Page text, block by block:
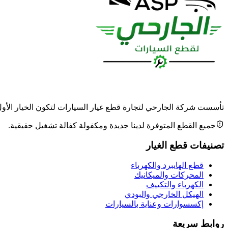
تأسست شركة الجارحي لتجارة قطع غيار السيارات لتكون الخيار الأول
جميع القطع المتوفرة لدينا جديدة ومكفولة كفالة تشغيل حقيقية.
تصنيفات قطع الغيار
قطع الهايبرد والكهرباء
المحركات والميكانيك
الكهرباء والتكييف
الهيكل الخارجي والبودي
إكسسوارات وعناية بالسيارات
روابط سريعة